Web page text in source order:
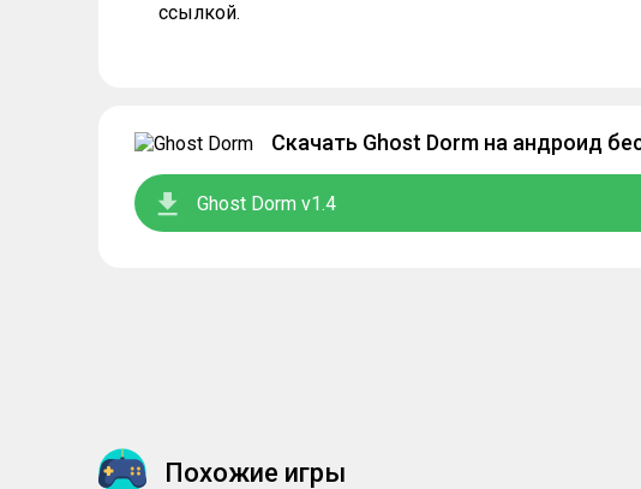
ссылкой.
Скачать Ghost Dorm на андроид
Ghost Dorm v1.4
Похожие игры